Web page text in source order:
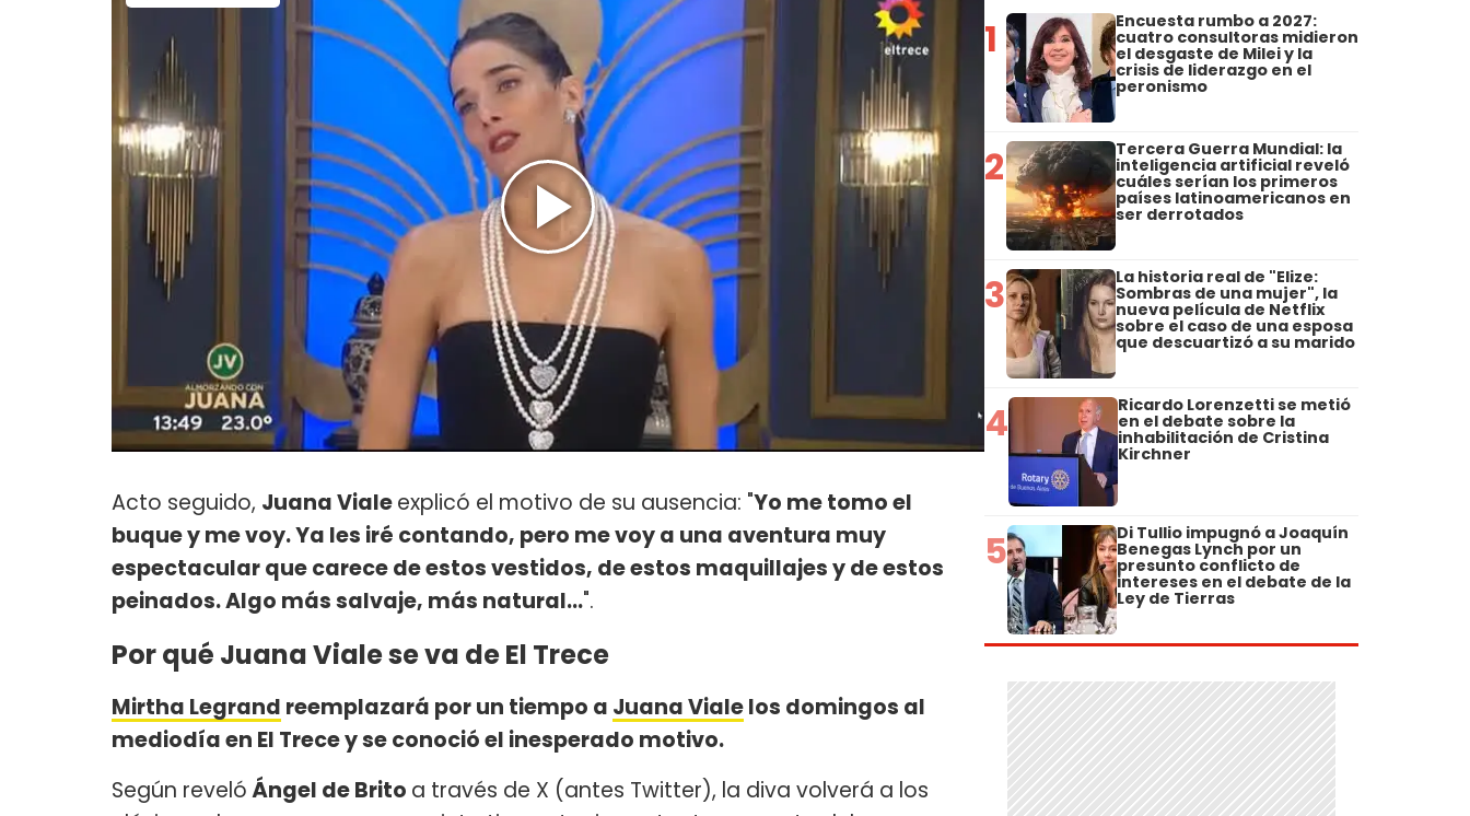
Acto seguido, Juana Vialeexplicó el motivo de su ausencia: "Yo me tomo el
buque y me voy. Ya les iré contando, pero me voy a una aventura muy
espectacular que carece de estos vestidos, de estos maquillajes y de estos
peinados. Algo más salvaje, más natural...".
Por qué Juana Viale se va de El Trece
Mirtha Legrand reemplazará por un tiempo a Juana Vialelos domingos al
mediodía en El Trece y se conoció el inesperado motivo.
Según revelóÁngel de Brito a través de X (antes Twitter), la diva volverá a los
1 Encuesta rumbo a 2027:
cuatro consultoras midieron
el desgaste de Milei y la
crisis de liderazgo en el
peronismo
2 Tercera Guerra Mundial: la
inteligencia artificial reveló
cuáles serían los primeros
países latinoamericanos en
ser derrotados
3 La historia real de "Elize:
Sombras de una mujer", la
nueva película de Netflix
sobre el caso de una esposa
que descuartizó a su marido
4 Ricardo Lorenzetti se metió
en el debate sobre la
inhabilitación de Cristina
Kirchner
5 Di Tullio impugnó a Joaquín
Benegas Lynch por un
presunto conflicto de
intereses en el debate de la
Ley de Tierras